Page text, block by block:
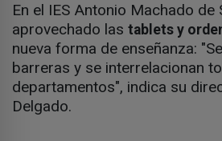
En el IES Antonio Machado de
aprovechado las tablets y
nueva forma de enseñanza:
barreras y se interrelacionan
departamentos", indica su
Delgado.